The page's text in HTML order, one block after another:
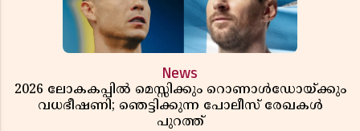
News
2026 ലോകകപ്പിൽ മെസ്സിക്കും റൊണാൾഡോയ്ക്കും
വധഭീഷണി; ഞെട്ടിക്കുന്ന പോലീസ് രേഖകൾ
പുറത്ത്